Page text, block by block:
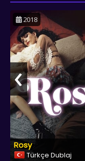
katarak, genç aşkın
anlatır. "After We
olgun temaları işler ve
daha detaylı bir
zorluklarını, genç
şekilde yansıtır.
2018
Rosy
Türkçe Dublaj
‹